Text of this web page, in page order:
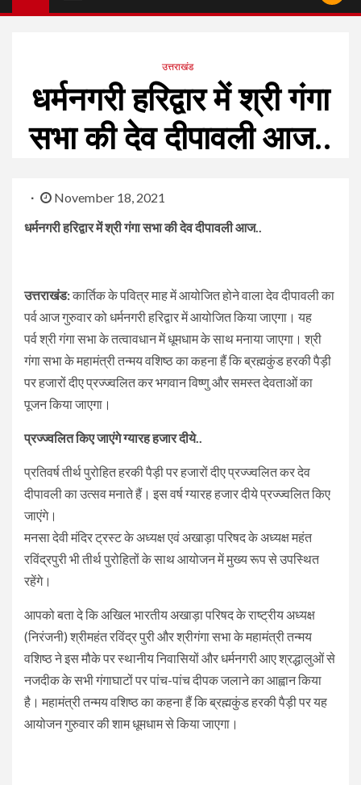
उत्तराखंड
धर्मनगरी हरिद्वार में श्री गंगा
सभा की देव दीपावली आज..
November 18, 2021
धर्मनगरी हरिद्वार में श्री गंगा सभा की देव दीपावली आज..
उत्तराखंड:कार्तिक के पवित्र माह में आयोजित होने वाला देव दीपावली का
पर्व आज गुरुवार को धर्मनगरी हरिद्वार में आयोजित किया जाएगा। यह
पर्व श्री गंगा सभा के तत्वावधान में धूमधाम के साथ मनाया जाएगा। श्री
गंगा सभा के महामंत्री तन्मय वशिष्ठ का कहना हैं कि ब्रह्मकुंड हरकी पैड़ी
पर हजारों दीए प्रज्ज्वलित कर भगवान विष्णु और समस्त देवताओं का
पूजन किया जाएगा।
प्रज्ज्वलित किए जाएंगे ग्यारह हजार दीये..
प्रतिवर्ष तीर्थ पुरोहित हरकी पैड़ी पर हजारों दीए प्रज्ज्वलित कर देव
दीपावली का उत्सव मनाते हैं। इस वर्ष ग्यारह हजार दीये प्रज्ज्वलित किए
जाएंगे।
मनसा देवी मंदिर ट्रस्ट के अध्यक्ष एवं अखाड़ा परिषद के अध्यक्ष महंत
रविंद्रपुरी भी तीर्थ पुरोहितों के साथ आयोजन में मुख्य रूप से उपस्थित
रहेंगे।
आपको बता दे कि अखिल भारतीय अखाड़ा परिषद के राष्ट्रीय अध्यक्ष
(निरंजनी) श्रीमहंत रविंद्र पुरी और श्रीगंगा सभा के महामंत्री तन्मय
वशिष्ठ ने इस मौके पर स्थानीय निवासियों और धर्मनगरी आए श्रद्धालुओं से
नजदीक के सभी गंगाघाटों पर पांच-पांच दीपक जलाने का आह्वान किया
है। महामंत्री तन्मय वशिष्ठ का कहना हैं कि ब्रह्मकुंड हरकी पैड़ी पर यह
आयोजन गुरुवार की शाम धूमधाम से किया जाएगा।